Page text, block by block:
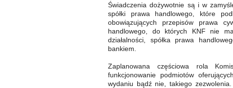
Świadczenia dożywotnie są i w
spółki prawa handlowego, które
obowiązujących przepisów prawa
handlowego, do których KNF nie
działalności, spółka prawa
bankiem.
Zaplanowana częściowa rola
funkcjonowanie podmiotów
wydaniu bądź nie, takiego